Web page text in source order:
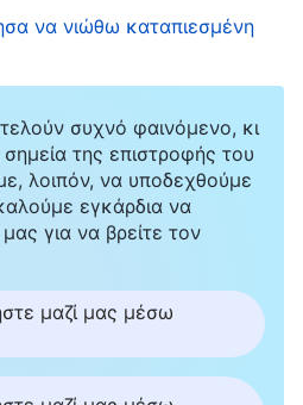
ακόμα και την
την εκκλησιαστική ζωή
του ποτίσματος. Αν και η
της όλα αυτά τα
Θεό, δεν επιδίωκε
και όταν συναντούσε
ούτε έπαιρνε νέα
ότι ήταν μια δύσπιστη.
Γιου διάβασε ένα
να νιώθω καταπιεσμένη
συχνό φαινόμενο, κι
της επιστροφής του
λοιπόν, να υποδεχθούμε
εγκάρδια να
για να βρείτε τον
μαζί μας μέσω